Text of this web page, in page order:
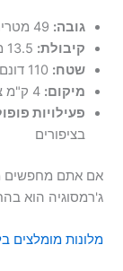
גובה:
קיבולת:
שטח: 110 דונם
מיקום: 4 ק"מ צפונית
פעילויות
בציפורים
אם אתם מחפשים
ג'רמסוגיה הוא
מלונות מומלצים